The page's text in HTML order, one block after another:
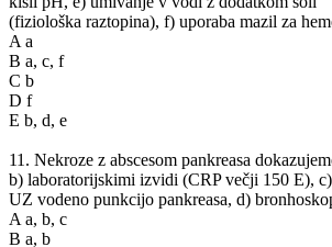
(fiziološka raztopina), f) uporaba mazil za
A a
B a, c, f
C b
D f
E b, d, e
11. Nekroze z abscesom pankreasa
b) laboratorijskimi izvidi (CRP večji 150 E), c)
UZ vodeno punkcijo pankreasa, d)
A a, b, c
B a, b